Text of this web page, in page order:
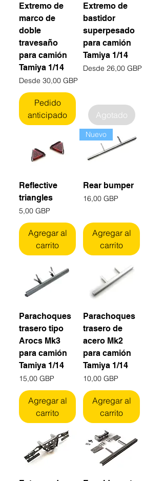
Extremo de
marco de
doble
travesaño
para camión
Tamiya 1/14
Desde 30,00 GBP
Precio de oferta
Pedido
anticipado
Extremo de
bastidor
superpesado
para camión
Tamiya 1/14
Desde 26,00 GBP
Precio de oferta
Agotado
Reflective
triangles
Precio
5,00 GBP
Agregar al
carrito
Nuevo
Rear bumper
Precio
16,00 GBP
Agregar al
carrito
Parachoques
trasero tipo
Arocs Mk3
para camión
Tamiya 1/14
Precio
15,00 GBP
Agregar al
carrito
Parachoques
trasero de
acero Mk2
para camión
Tamiya 1/14
Precio
10,00 GBP
Agregar al
carrito